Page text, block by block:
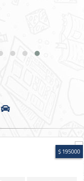
POWERED
BY
CHAKIRDEV
195000 $